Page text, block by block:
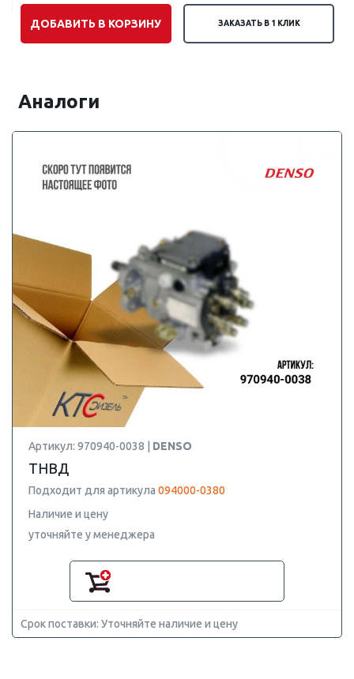
ДОБАВИТЬ В КОРЗИНУ ЗАКАЗАТЬ В 1 КЛИК
Аналоги
Артикул: 970940-0038 | DENSO
ТНВД
Подходит для артикула 094000-0380
Наличие и цену
уточняйте у менеджера
Срок поставки: Уточняйте наличие и цену